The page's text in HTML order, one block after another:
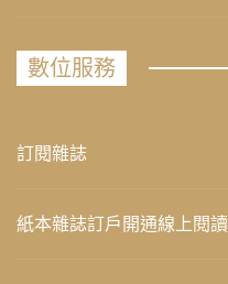
數位服務
訂閱雜誌
紙本雜誌訂戶開通線上閱讀